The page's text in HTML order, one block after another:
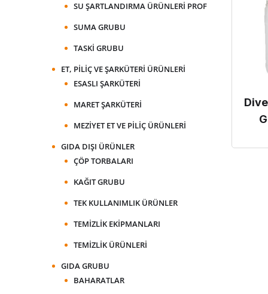
SU ŞARTLANDIRMA ÜRÜNLERI PROF
SUMA GRUBU
TASKI GRUBU
ET, PILIÇ VE ŞARKÜTERI ÜRÜNLERI
ESASLI ŞARKÜTERI
MARET ŞARKÜTERI
MEZIYET ET VE PILIÇ ÜRÜNLERI
GIDA DIŞI ÜRÜNLER
ÇÖP TORBALARI
KAĞIT GRUBU
TEK KULLANIMLIK ÜRÜNLER
TEMIZLIK EKIPMANLARI
TEMIZLIK ÜRÜNLERI
GIDA GRUBU
BAHARATLAR